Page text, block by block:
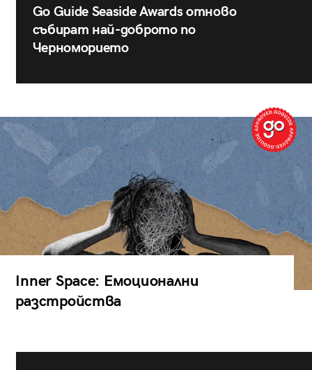
Go Guide Seaside Awards отново
събират най-доброто по
Черноморието
Inner Space: Емоционални
разстройства